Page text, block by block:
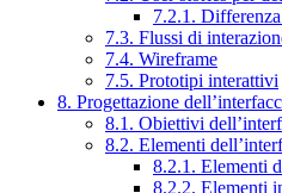
7.2.1.
7.3. Flussi di
7.4. Wireframe
7.5. Prototipi interattivi
8. Progettazione
8.1. Obiettivi
8.2. Elementi
8.2.1. Elementi
8.2.2. Elementi